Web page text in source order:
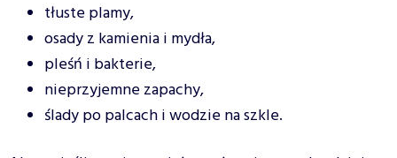
tłuste plamy,
osady z kamienia i mydła,
pleśń i bakterie,
nieprzyjemne zapachy,
ślady po palcach i wodzie na szkle.